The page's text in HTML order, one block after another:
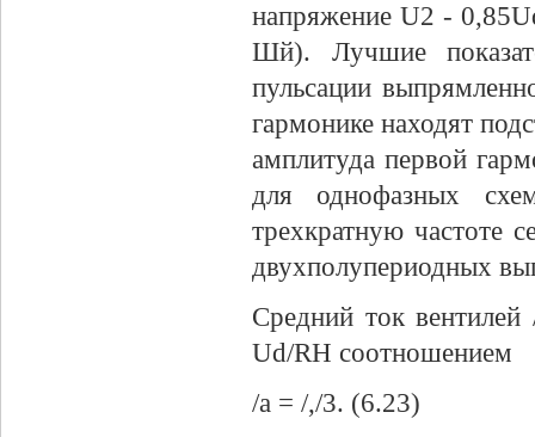
напряжение U2 -
Шй). Лучшие
пульсации
гармонике находят
амплитуда первой
для однофазных
трехкратную частоте
двухполупериодных
Средний ток
Ud/RH соотношением
/а = /,/3. (6.23)